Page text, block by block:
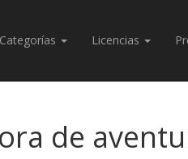
Categorías Licencias
de